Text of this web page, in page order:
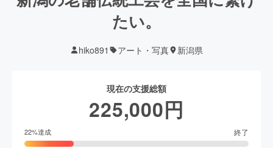
たい。
hiko891 アート・写真 新潟県
現在の支援総額
225,000円
22%達成 終了